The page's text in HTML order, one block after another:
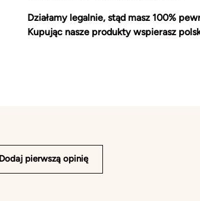
Działamy legalnie, stąd masz 100%
Kupując nasze produkty wspierasz
Dodaj pierwszą opinię